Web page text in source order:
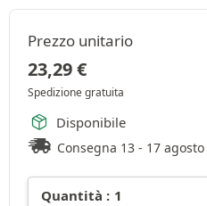
Prezzo unitario
23,29€
Spedizione gratuita
Disponibile
Consegna 13 - 17 agosto